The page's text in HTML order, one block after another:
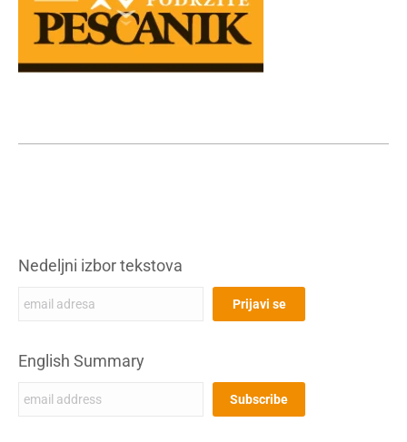
Nedeljni izbor tekstova
English Summary